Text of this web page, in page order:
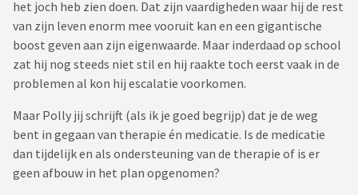
het joch heb zien doen. Dat zijn vaardigheden waar hij de rest
van zijn leven enorm mee vooruit kan en een gigantische
boost geven aan zijn eigenwaarde. Maar inderdaad op school
zat hij nog steeds niet stil en hij raakte toch eerst vaak in de
problemen al kon hij escalatie voorkomen.
Maar Polly jij schrijft (als ik je goed begrijp) dat je de weg
bent in gegaan van therapie én medicatie. Is de medicatie
dan tijdelijk en als ondersteuning van de therapie of is er
geen afbouw in het plan opgenomen?